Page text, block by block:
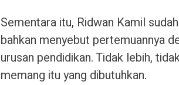
Sementara itu, Ridwan Kamil
bahkan menyebut pertemuannya
urusan pendidikan. Tidak lebih,
memang itu yang dibutuhkan.